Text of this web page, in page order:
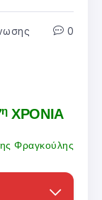
0
ηΧΡΟΝΙΑ
Φραγκούλης